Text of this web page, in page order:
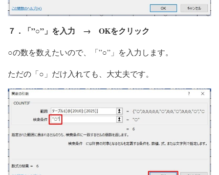
７．「”○”」を入力 → OKをクリック
○の数を数えたいので、「”○”」を入力します。
ただの「○」だけ入れても、大丈夫です。